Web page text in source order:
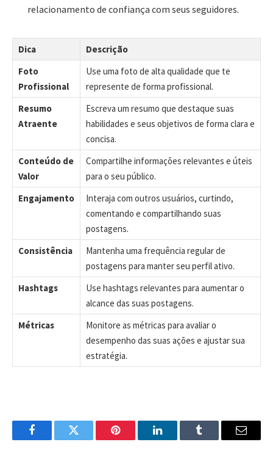
relacionamento de confiança com seus seguidores.
Dica
Descrição
Foto
Profissional
Use uma foto de alta qualidade que te
represente de forma profissional.
Resumo
Atraente
Escreva um resumo que destaque suas
habilidades e seus objetivos de forma clara e
concisa.
Conteúdo de
Valor
Compartilhe informações relevantes e úteis
para o seu público.
Engajamento
Interaja com outros usuários, curtindo,
comentando e compartilhando suas
postagens.
Consistência
Mantenha uma frequência regular de
postagens para manter seu perfil ativo.
Hashtags
Use hashtags relevantes para aumentar o
alcance das suas postagens.
Métricas
Monitore as métricas para avaliar o
desempenho das suas ações e ajustar sua
estratégia.
FacebookTwitter Pinterest LinkedInTumblr Email